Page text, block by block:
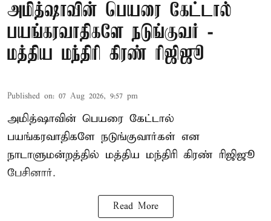
அமித்ஷாவின் பெயரை கேட்டால்
பயங்கரவாதிகளே நடுங்குவர் -
மத்திய மந்திரி கிரண் ரிஜிஜூ
Published on: 07 Aug 2026, 9:57 pm
அமித்ஷாவின் பெயரை கேட்டால்
பயங்கரவாதிகளே நடுங்குவார்கள் என
நாடாளுமன்றத்தில் மத்திய மந்திரி கிரண் ரிஜிஜூ
பேசினார்.
Read More